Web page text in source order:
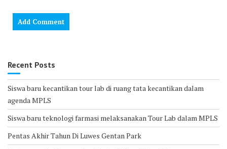
Recent Posts
Siswa baru kecantikan tour lab di ruang tata kecantikan dalam
agenda MPLS
Siswa baru teknologi farmasi melaksanakan Tour Lab dalam MPLS
Pentas Akhir Tahun Di Luwes Gentan Park